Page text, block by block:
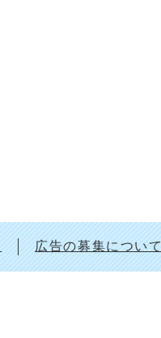
広告の募集について